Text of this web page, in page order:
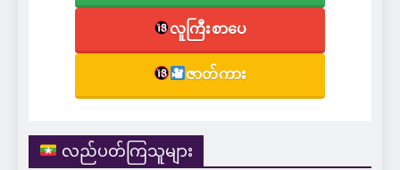
လူကြီးစာပေ
ဇာတ်ကား
လည်ပတ်ကြသူများ